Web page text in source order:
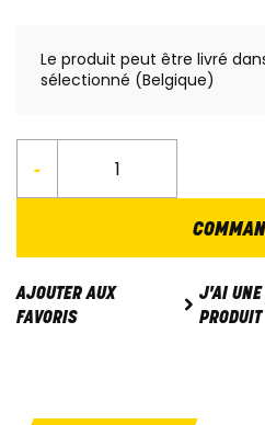
Le produit peut être livré
sélectionné (Belgique)
-
AJOUTER AUX
FAVORIS
J'AI UNE
PRODUIT